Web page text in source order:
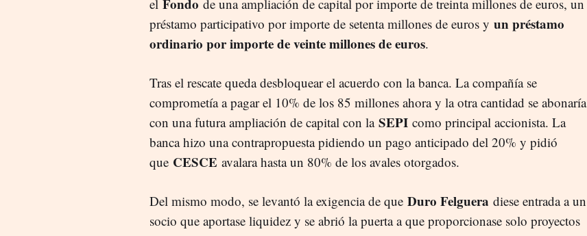
el Fondo de una ampliación de capital por importe de treinta millones de euros, un
préstamo participativo por importe de setenta millones de euros y un préstamo
ordinario por importe de veinte millones de euros.
Tras el rescate queda desbloquear el acuerdo con la banca. La compañía se
comprometía a pagar el 10% de los 85 millones ahora y la otra cantidad se abonaría
con una futura ampliación de capital con la SEPI como principal accionista. La
banca hizo una contrapropuesta pidiendo un pago anticipado del 20% y pidió
que CESCE avalara hasta un 80% de los avales otorgados.
Del mismo modo, se levantó la exigencia de que Duro Felguera diese entrada a un
socio que aportase liquidez y se abrió la puerta a que proporcionase solo proyectos